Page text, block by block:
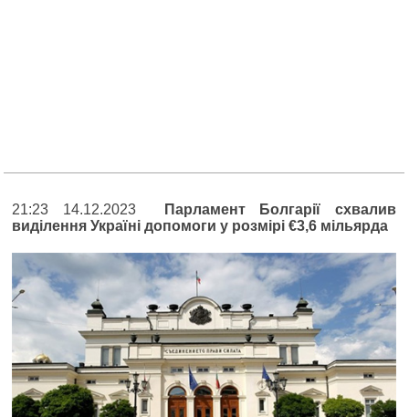
21:23 14.12.2023
Парламент Болгарії схвалив
виділення Україні допомоги у розмірі €3,6 мільярда